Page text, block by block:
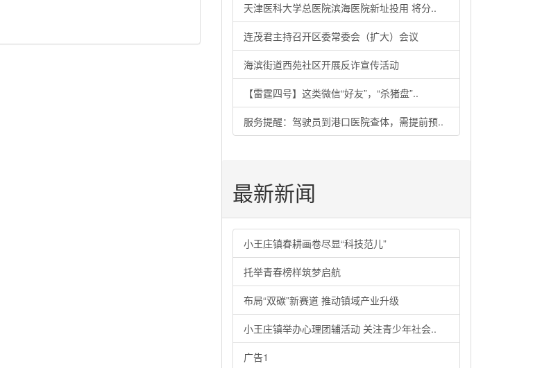
天津医科大学总医院滨海医院新址投用 将分..
连茂君主持召开区委常委会（扩大）会议
海滨街道西苑社区开展反诈宣传活动
【雷霆四号】这类微信“好友”，“杀猪盘”..
服务提醒：驾驶员到港口医院查体，需提前预..
最新新闻
小王庄镇春耕画卷尽显“科技范儿”
托举青春榜样筑梦启航
布局“双碳”新赛道 推动镇域产业升级
小王庄镇举办心理团辅活动 关注青少年社会..
广告1